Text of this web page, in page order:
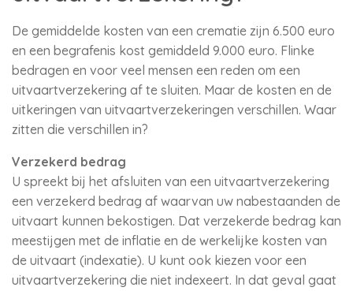
De gemiddelde kosten van een crematie zijn 6.500 euro
en een begrafenis kost gemiddeld 9.000 euro. Flinke
bedragen en voor veel mensen een reden om een
uitvaartverzekering af te sluiten. Maar de kosten en de
uitkeringen van uitvaartverzekeringen verschillen. Waar
zitten die verschillen in?
Verzekerd bedrag
U spreekt bij het afsluiten van een uitvaartverzekering
een verzekerd bedrag af waarvan uw nabestaanden de
uitvaart kunnen bekostigen. Dat verzekerde bedrag kan
meestijgen met de inflatie en de werkelijke kosten van
de uitvaart (indexatie). U kunt ook kiezen voor een
uitvaartverzekering die niet indexeert. In dat geval gaat